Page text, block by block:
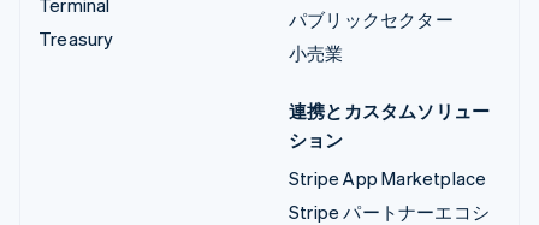
Treasury
パブリックセクター
小売業
連携とカスタムソリュー
ション
Stripe App Marketplace
Stripe パートナーエコシ